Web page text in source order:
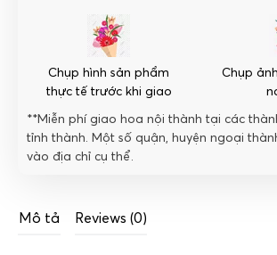
Chụp hình sản phẩm
thực tế trước khi giao
Chụp
**Miễn phí giao hoa nội thành tại các
tỉnh thành. Một số quận, huyện ngoại
vào địa chỉ cụ thể.
Mô tả Reviews (0)